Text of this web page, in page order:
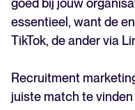
goed bij jouw
essentieel, want de
TikTok, de ander via
Recruitment
juiste match te